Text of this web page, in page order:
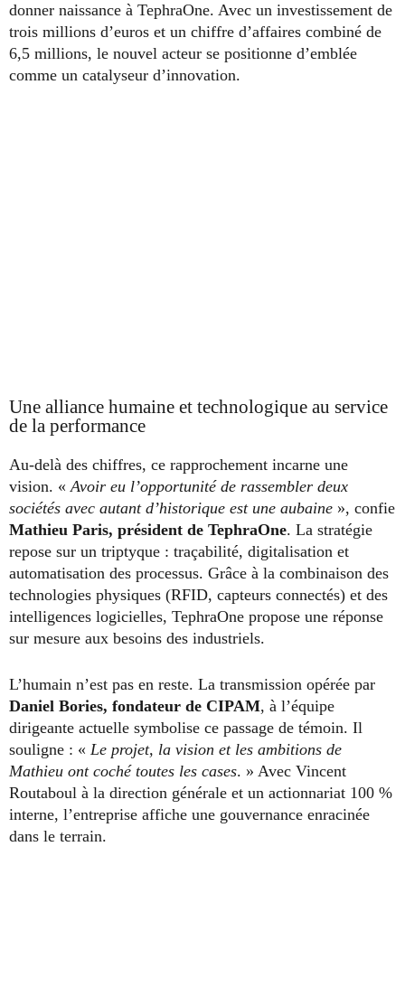
donner naissance à TephraOne. Avec un investissement de
trois millions d’euros et un chiffre d’affaires combiné de
6,5 millions, le nouvel acteur se positionne d’emblée
comme un catalyseur d’innovation.
Une alliance humaine et technologique au service
de la performance
Au-delà des chiffres, ce rapprochement incarne une
vision. «Avoir eu l’opportunité de rassembler deux
sociétés avec autant d’historique est une aubaine », confie
Mathieu Paris, président de TephraOne. La stratégie
repose sur un triptyque : traçabilité, digitalisation et
automatisation des processus. Grâce à la combinaison des
technologies physiques (RFID, capteurs connectés) et des
intelligences logicielles, TephraOne propose une réponse
sur mesure aux besoins des industriels.
L’humain n’est pas en reste. La transmission opérée par
Daniel Bories, fondateur de CIPAM, à l’équipe
dirigeante actuelle symbolise ce passage de témoin. Il
souligne : « Le projet, la vision et les ambitions de
Mathieu ont coché toutes les cases. » Avec Vincent
Routaboul à la direction générale et un actionnariat 100 %
interne, l’entreprise affiche une gouvernance enracinée
dans le terrain.